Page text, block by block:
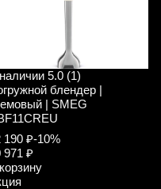
5.0 (1)
блендер |
| SMEG
190 ₽-10%
971 ₽